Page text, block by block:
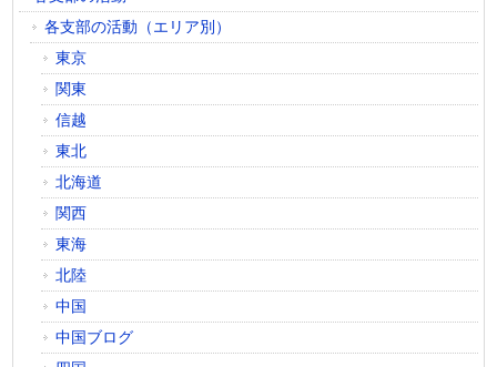
各支部の活動（エリア別）
東京
関東
信越
東北
北海道
関西
東海
北陸
中国
中国ブログ